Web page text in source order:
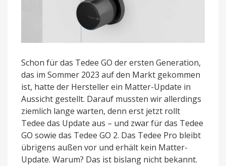
Schon für das Tedee GO der ersten Generation,
das im Sommer 2023 auf den Markt gekommen
ist, hatte der Hersteller ein Matter-Update in
Aussicht gestellt. Darauf mussten wir allerdings
ziemlich lange warten, denn erst jetzt rollt
Tedee das Update aus – und zwar für das Tedee
GO sowie das Tedee GO 2. Das Tedee Pro bleibt
übrigens außen vor und erhält kein Matter-
Update. Warum? Das ist bislang nicht bekannt.